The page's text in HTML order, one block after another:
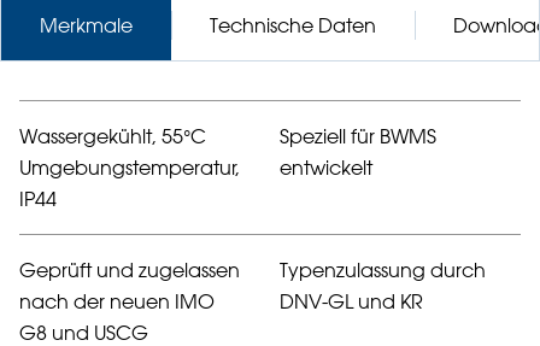
Merkmale Technische Daten
Wassergekühlt, 55°C
Umgebungstemperatur,
IP44
Speziell für BWMS
entwickelt
Geprüft und zugelassen
nach der neuen IMO
G8 und USCG
Typenzulassung durch
DNV-GL und KR